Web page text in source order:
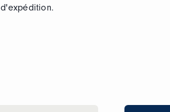
d'expédition.